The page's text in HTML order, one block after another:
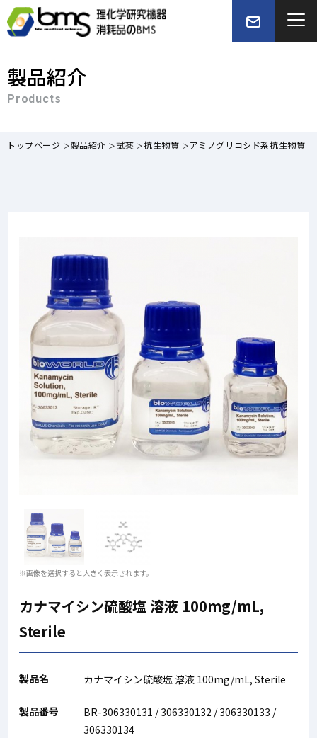
製品紹介
Products
トップページ 製品紹介 試薬 抗生物質 アミノグリコシド系抗生物質
※画像を選択すると大きく表示されます。
カナマイシン硫酸塩 溶液 100mg/mL,
Sterile
製品名 カナマイシン硫酸塩 溶液 100mg/mL, Sterile
製品番号
BR-306330131 / 306330132 / 306330133 /
306330134